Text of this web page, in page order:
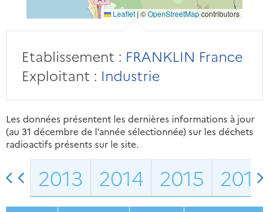
Leaflet | ©OpenStreetMapcontributors
Etablissement : FRANKLIN France
Exploitant : Industrie
Les données présentent les dernières informations à jour
(au 31 décembre de l’année sélectionnée) sur les déchets
radioactifs présents sur le site.
2013 2014 2015 2016